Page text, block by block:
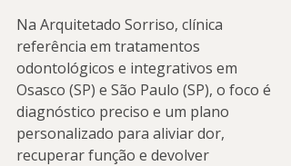
Na Arquitetado Sorriso, clínica
referência em tratamentos
odontológicos e integrativos em
Osasco (SP) e São Paulo (SP), o foco é
diagnóstico preciso e um plano
personalizado para aliviar dor,
recuperar função e devolver